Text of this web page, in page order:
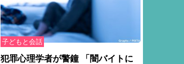
子どもと会話
犯罪心理学者が警鐘 「闇バイトに